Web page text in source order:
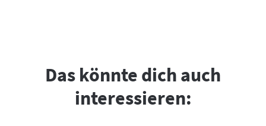
Das könnte dich auch
interessieren: